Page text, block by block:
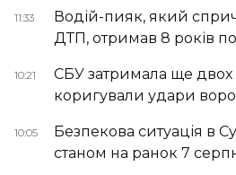
11:33
Водій-пияк, який
ДТП, отримав 8 років
10:21
СБУ затримала ще двох
коригували удари
10:05
Безпекова ситуація в
станом на ранок 7